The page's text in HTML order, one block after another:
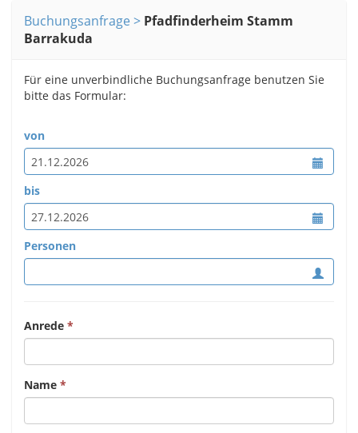
Buchungsanfrage
Pfadfinderheim Stamm
Barrakuda
Für eine unverbindliche Buchungsanfrage benutzen Sie
bitte das Formular:
von
bis
Personen
Anrede
Name